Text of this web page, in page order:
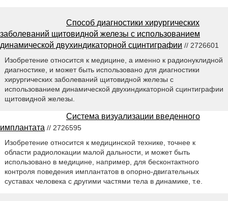
Способ диагностики хирургических
заболеваний щитовидной железы с использованием
динамической двухиндикаторной сцинтиграфии // 2726601
Изобретение относится к медицине, а именно к радионуклидной
диагностике, и может быть использовано для диагностики
хирургических заболеваний щитовидной железы с
использованием динамической двухиндикаторной сцинтиграфии
щитовидной железы.
Система визуализации введенного
имплантата // 2726595
Изобретение относится к медицинской технике, точнее к
области радиолокации малой дальности, и может быть
использовано в медицине, например, для бесконтактного
контроля поведения имплантатов в опорно-двигательных
суставах человека с другими частями тела в динамике, т.е.